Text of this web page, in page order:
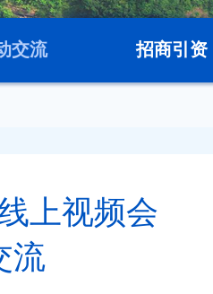
交流 招商引资
上视频会
流